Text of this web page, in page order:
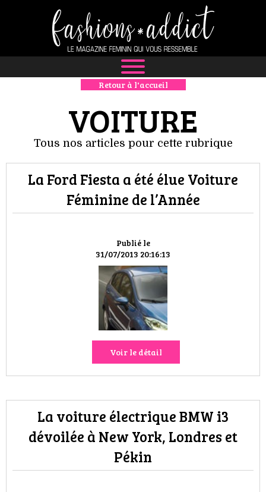
NEWS
MODE
LUXE
DÉFILÉS
BOUTIQUE
CULTURE
HIGH TECH
MAISON
AUTO
LIEUX TENDANCES
MODE DE RUE
JEUNES CRÉATEURS
Retour à l'accueil
VOITURE
Tous nos articles pour cette rubrique
Publié le
31/07/2013 20:16:13
La Ford Fiesta a été élue Voiture
Féminine de l’Année
Voir le détail
La voiture électrique BMW i3
dévoilée à New York, Londres et
Pékin